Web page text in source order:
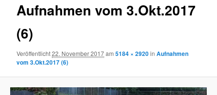
Aufnahmen vom 3.Okt.2017
(6)
Veröffentlicht22. November 2017am5184 × 2920inAufnahmen
vom 3.Okt.2017 (6)